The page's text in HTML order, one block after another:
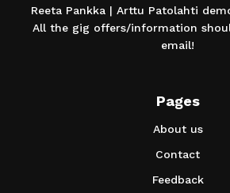
Reeta Pankka | Arttu Patolahti
All the gig offers/information
email!
Pages
About us
Contact
Feedback